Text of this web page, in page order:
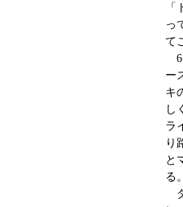
っ
て
6
ー
キ
し
ラ
り
と
る。